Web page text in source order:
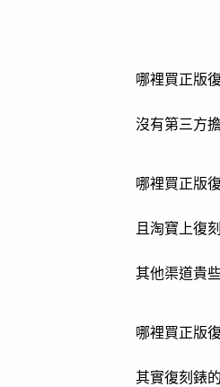
哪裡買正版
沒有第三方
哪裡買正版
且淘寶上復
其他渠道貴
哪裡買正版
其實復刻錶